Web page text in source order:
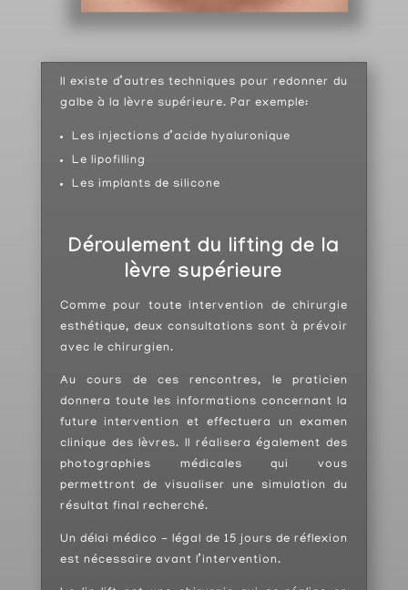
Il existe d’autres techniques pour redonner du
galbe à la lèvre supérieure. Par exemple:
Les injections d’acide hyaluronique
Le lipofilling
Les implants de silicone
Déroulement du lifting de la
lèvre supérieure
Comme pour toute intervention de chirurgie
esthétique, deux consultations sont à prévoir
avec le chirurgien.
Au cours de ces rencontres, le praticien
donnera toute les informations concernant la
future intervention et effectuera un examen
clinique des lèvres. Il réalisera également des
photographies médicales qui vous
permettront de visualiser une simulation du
résultat final recherché.
Un délai médico - légal de 15 jours de réflexion
est nécessaire avant l’intervention.